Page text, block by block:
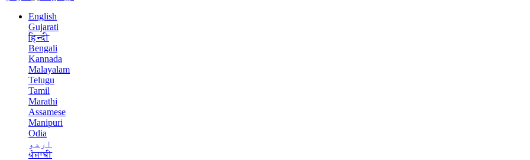
English
Gujarati
हिन्दी
Bengali
Kannada
Malayalam
Telugu
Tamil
Marathi
Assamese
Manipuri
Odia
اردو
ਪੰਜਾਬੀ